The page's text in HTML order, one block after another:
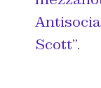
Scott”.